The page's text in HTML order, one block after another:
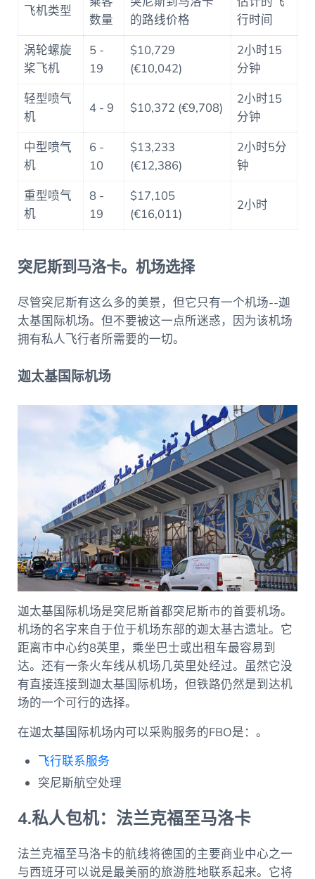
飞机类型
数量
的路线价格
行时间
涡轮螺旋
桨飞机
5 -
19
$10,729
(€10,042)
2小时15
分钟
轻型喷气
机
4 - 9 $10,372 (€9,708)
2小时15
分钟
中型喷气
机
6 -
10
$13,233
(€12,386)
2小时5分
钟
重型喷气
机
8 -
19
$17,105
(€16,011)
2小时
突尼斯到马洛卡。机场选择
尽管突尼斯有这么多的美景，但它只有一个机场--迦
太基国际机场。但不要被这一点所迷惑，因为该机场
拥有私人飞行者所需要的一切。
迦太基国际机场
迦太基国际机场是突尼斯首都突尼斯市的首要机场。
机场的名字来自于位于机场东部的迦太基古遗址。它
距离市中心约8英里，乘坐巴士或出租车最容易到
达。还有一条火车线从机场几英里处经过。虽然它没
有直接连接到迦太基国际机场，但铁路仍然是到达机
场的一个可行的选择。
在迦太基国际机场内可以采购服务的FBO是：。
飞行联系服务
突尼斯航空处理
4.私人包机：法兰克福至马洛卡
法兰克福至马洛卡的航线将德国的主要商业中心之一
与西班牙可以说是最美丽的旅游胜地联系起来。它将